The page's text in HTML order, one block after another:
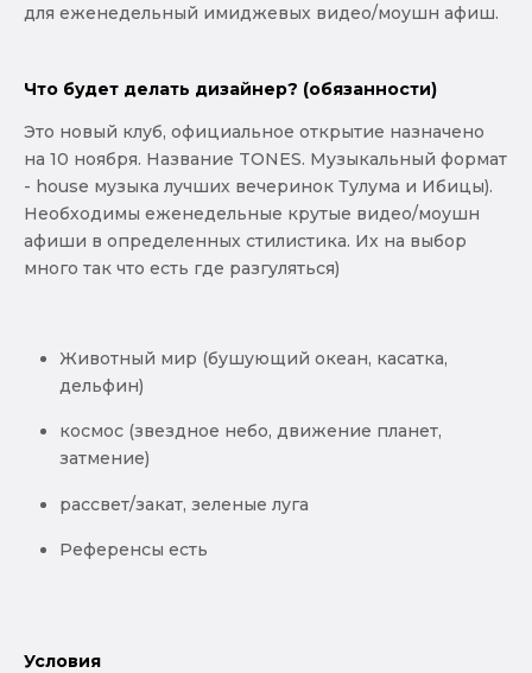
для еженедельный имиджевых видео/моушн афиш.
Что будет делать дизайнер? (обязанности)
Это новый клуб, официальное открытие назначено
на 10 ноября. Название TONES. Музыкальный формат
- house музыка лучших вечеринок Тулума и Ибицы).
Необходимы еженедельные крутые видео/моушн
афиши в определенных стилистика. Их на выбор
много так что есть где разгуляться)
Животный мир (бушующий океан, касатка,
дельфин)
космос (звездное небо, движение планет,
затмение)
рассвет/закат, зеленые луга
Референсы есть
Условия